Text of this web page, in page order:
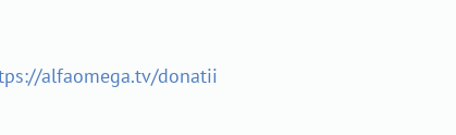
alfaomega.tv/donatii